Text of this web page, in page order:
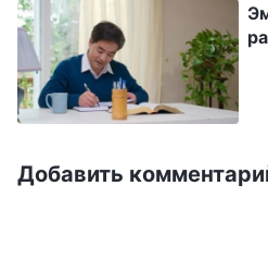
Петр любит Господа
Добавить